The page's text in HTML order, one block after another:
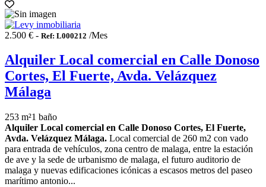
2.500 € - Ref: L000212 /Mes
Alquiler Local comercial en Calle Donoso
Cortes, El Fuerte, Avda. Velázquez
Málaga
253 m²1 baño
Alquiler Local comercial en Calle Donoso Cortes, El Fuerte,
Avda. Velázquez Málaga. Local comercial de 260 m2 con vado
para entrada de vehículos, zona centro de malaga, entre la estación
de ave y la sede de urbanismo de malaga, el futuro auditorio de
malaga y nuevas edificaciones icónicas a escasos metros del paseo
marítimo antonio...